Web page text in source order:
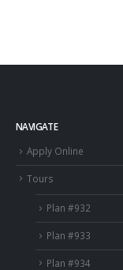
NAVIGATE
Apply Online
Tours
Plan #932
Plan #933
Plan #934